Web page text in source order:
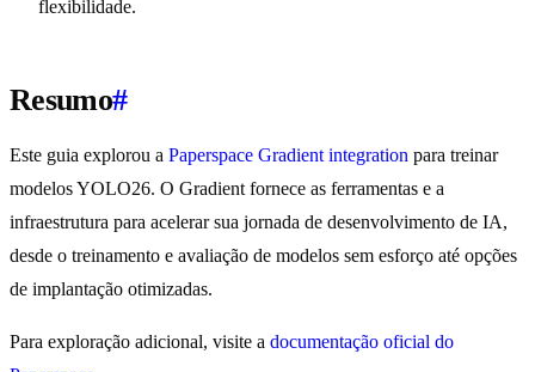
flexibilidade.
Resumo#
Este guia explorou a Paperspace Gradient integration para treinar
modelos YOLO26. O Gradient fornece as ferramentas e a
infraestrutura para acelerar sua jornada de desenvolvimento de IA,
desde o treinamento e avaliação de modelos sem esforço até opções
de implantação otimizadas.
Para exploração adicional, visite a documentação oficial do